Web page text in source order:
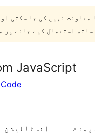
معاونت نہیں کی جا سکتی
ساتھ استعمال کیے جانے پر
JavaScript
انسٹالیشن